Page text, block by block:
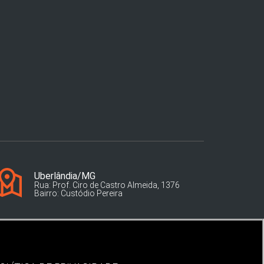
Uberlândia/MG
Rua: Prof. Ciro de Castro Almeida, 1376
Bairro: Custódio Pereira